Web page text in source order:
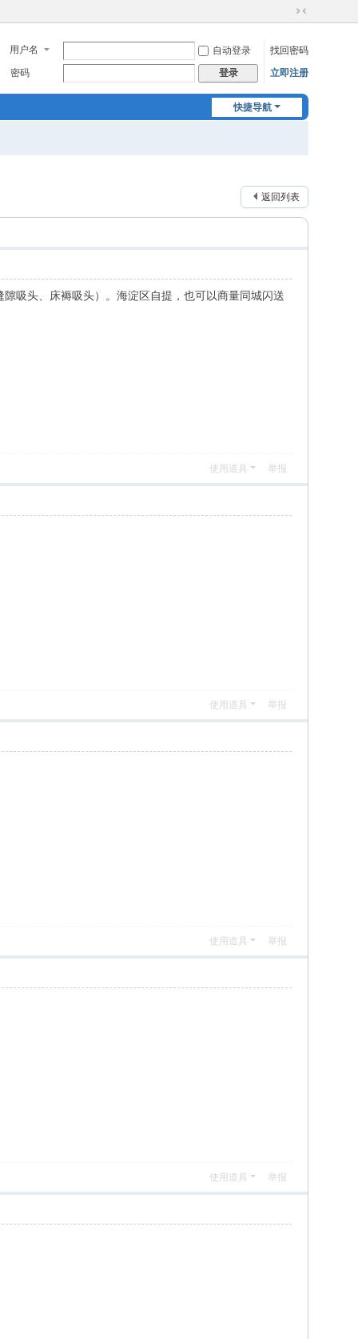
切
到
窄
用户名 自动登录
找回密码
密码
登录 立即注册
快捷导航
返回列表
吸头、床褥吸头）。海淀区自提，也可以商量同城闪送
使用道具 举报
使用道具 举报
使用道具 举报
使用道具 举报